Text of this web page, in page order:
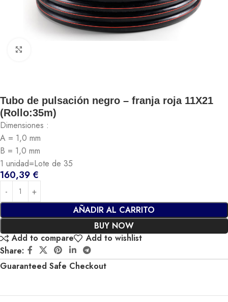
Tubo de pulsación negro – franja roja 11X21
(Rollo:35m)
Dimensiones :
A = 1,0 mm
B = 1,0 mm
1 unidad=Lote de 35
160,39 €
AÑADIR AL CARRITO
BUY NOW
Add to compare
Add to wishlist
Share:
Guaranteed Safe Checkout